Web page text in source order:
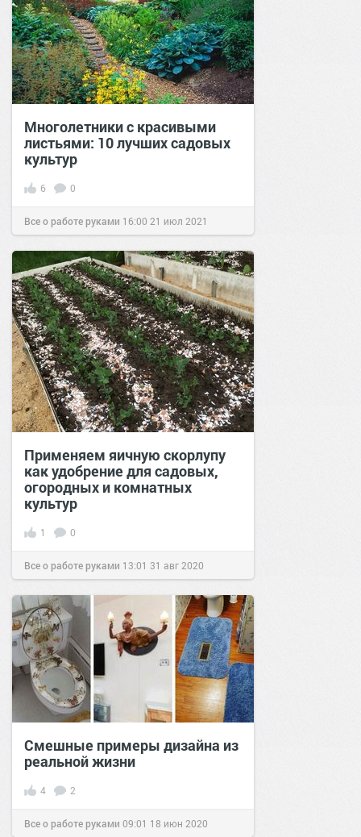
Многолетники с красивыми
листьями: 10 лучших садовых
культур
6 0
Все о работе руками 16:00 21 июл 2021
Применяем яичную скорлупу
как удобрение для садовых,
огородных и комнатных
культур
1 0
Все о работе руками 13:01 31 авг 2020
Смешные примеры дизайна из
реальной жизни
4 2
Все о работе руками 09:01 18 июн 2020